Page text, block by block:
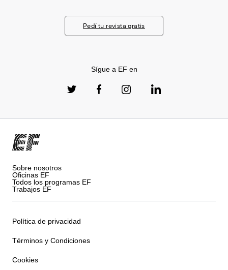
Pedí tu revista gratis
Sígue a EF en
Sobre nosotros
Oficinas EF
Todos los programas EF
Trabajos EF
Política de privacidad
Términos y Condiciones
Cookies